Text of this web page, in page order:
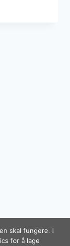
skal fungere. I
for å lage